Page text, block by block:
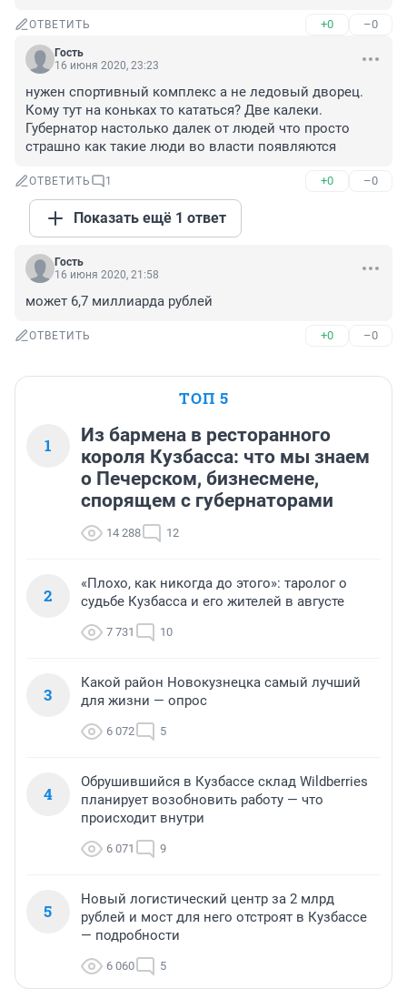
ОТВЕТИТЬ +0 –0
Гость
16 июня 2020, 23:23
нужен спортивный комплекс а не ледовый дворец.
Кому тут на коньках то кататься? Две калеки.
Губернатор настолько далек от людей что просто
страшно как такие люди во власти появляются
ОТВЕТИТЬ 1 +0 –0
Показать ещё 1 ответ
Гость
16 июня 2020, 21:58
может 6,7 миллиарда рублей
ОТВЕТИТЬ +0 –0
ТОП 5
1
Из бармена в ресторанного
короля Кузбасса: что мы знаем
о Печерском, бизнесмене,
спорящем с губернаторами
14 288 12
2
«Плохо, как никогда до этого»: таролог о
судьбе Кузбасса и его жителей в августе
7 731 10
3
Какой район Новокузнецка самый лучший
для жизни — опрос
6 072 5
4
Обрушившийся в Кузбассе склад Wildberries
планирует возобновить работу — что
происходит внутри
6 071 9
5
Новый логистический центр за 2 млрд
рублей и мост для него отстроят в Кузбассе
— подробности
6 060 5